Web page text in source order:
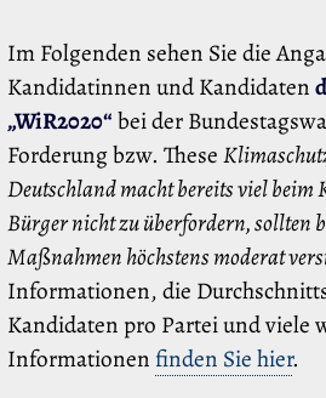
Im Folgenden sehen Sie die
Kandidatinnen und Kandidaten
„WiR2020“bei der
Forderung bzw. These
Deutschland macht bereits viel
Bürger nicht zu überfordern, sollten
Maßnahmen höchstens moderat
Informationen, die
Kandidaten pro Partei und viele
Informationen finden Sie hier.